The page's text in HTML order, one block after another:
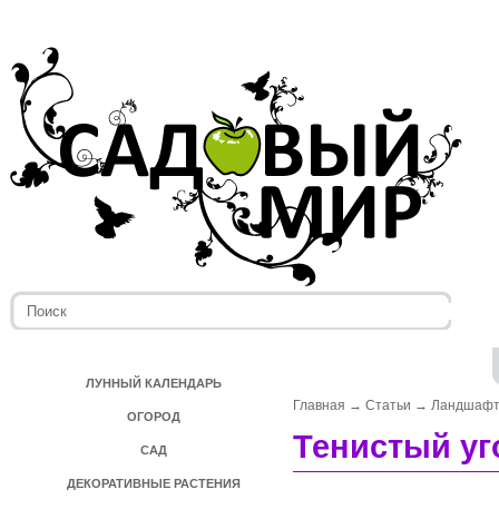
ЛУННЫЙ КАЛЕНДАРЬ
ОГОРОД
САД
ДЕКОРАТИВНЫЕ РАСТЕНИЯ
Главная → Статьи →
Тенистый